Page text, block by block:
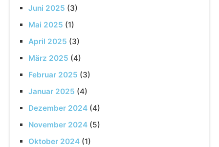
Juni 2025 (3)
Mai 2025 (1)
April 2025 (3)
März 2025 (4)
Februar 2025 (3)
Januar 2025 (4)
Dezember 2024 (4)
November 2024 (5)
Oktober 2024 (1)